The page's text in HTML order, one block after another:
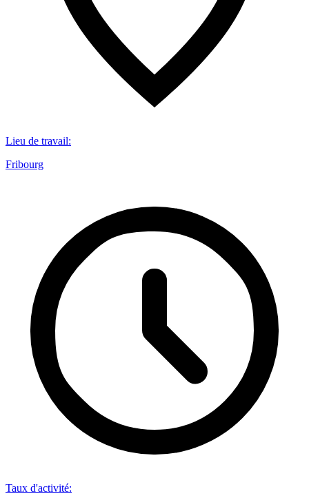
Lieu de travail:
Fribourg
Taux d'activité: